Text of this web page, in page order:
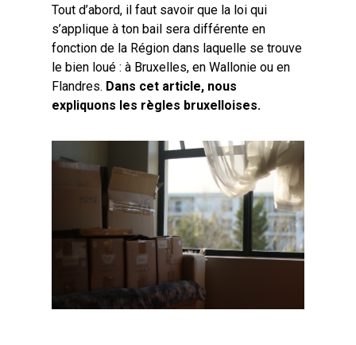
Tout d’abord, il faut savoir que la loi qui
s’applique à ton bail sera différente en
fonction de la Région dans laquelle se trouve
le bien loué : à Bruxelles, en Wallonie ou en
Flandres. Dans cet article, nous
expliquons les règles bruxelloises.